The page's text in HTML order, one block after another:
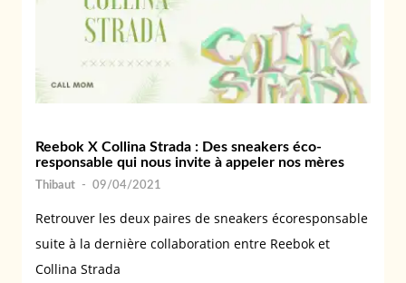
Reebok X Collina Strada : Des sneakers éco-
responsable qui nous invite à appeler nos mères
Thibaut - 09/04/2021
Retrouver les deux paires de sneakers écoresponsable
suite à la dernière collaboration entre Reebok et
Collina Strada